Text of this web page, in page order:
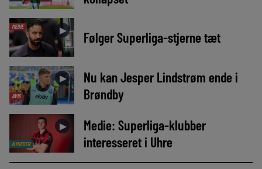
MEDIE ► Følger Superliga-stjerne tæt
AVIS
►
Nu kan Jesper Lindstrøm ende i
Brøndby
NYHEDER
►
Medie: Superliga-klubber
interesseret i Uhre